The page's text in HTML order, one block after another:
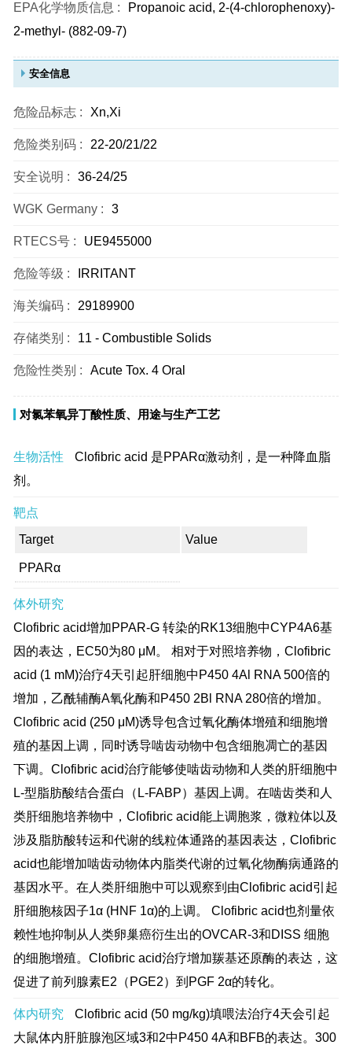
EPA化学物质信息 :
Propanoic acid, 2-(4-chlorophenoxy)-
2-methyl- (882-09-7)
安全信息
危险品标志 : Xn,Xi
危险类别码 : 22-20/21/22
安全说明 : 36-24/25
WGK Germany : 3
RTECS号 : UE9455000
危险等级 : IRRITANT
海关编码 : 29189900
存储类别 : 11 - Combustible Solids
危险性类别 : Acute Tox. 4 Oral
对氯苯氧异丁酸性质、用途与生产工艺
生物活性
Clofibric acid 是PPARα激动剂，是一种降血脂
剂。
靶点
Target
Value
PPARα
体外研究
Clofibric acid增加PPAR-G 转染的RK13细胞中CYP4A6基
因的表达，EC50为80 μM。 相对于对照培养物，Clofibric
acid (1 mM)治疗4天引起肝细胞中P450 4Al RNA 500倍的
增加，乙酰辅酶A氧化酶和P450 2Bl RNA 280倍的增加。
Clofibric acid (250 μM)诱导包含过氧化酶体增殖和细胞增
殖的基因上调，同时诱导啮齿动物中包含细胞凋亡的基因
下调。Clofibric acid治疗能够使啮齿动物和人类的肝细胞中
L-型脂肪酸结合蛋白（L-FABP）基因上调。在啮齿类和人
类肝细胞培养物中，Clofibric acid能上调胞浆，微粒体以及
涉及脂肪酸转运和代谢的线粒体通路的基因表达，Clofibric
acid也能增加啮齿动物体内脂类代谢的过氧化物酶病通路的
基因水平。在人类肝细胞中可以观察到由Clofibric acid引起
肝细胞核因子1α (HNF 1α)的上调。 Clofibric acid也剂量依
赖性地抑制从人类卵巢癌衍生出的OVCAR-3和DISS 细胞
的细胞增殖。Clofibric acid治疗增加羰基还原酶的表达，这
促进了前列腺素E2（PGE2）到PGF 2α的转化。
体内研究
Clofibric acid (50 mg/kg)填喂法治疗4天会引起
大鼠体内肝脏腺泡区域3和2中P450 4A和BFB的表达。300